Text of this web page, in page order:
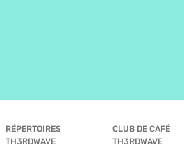
RÉPERTOIRES
TH3RDWAVE
CLUB DE CAFÉ
TH3RDWAVE